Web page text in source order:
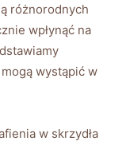
różnorodnych
wpłynąć na
wystąpić w
w skrzydła